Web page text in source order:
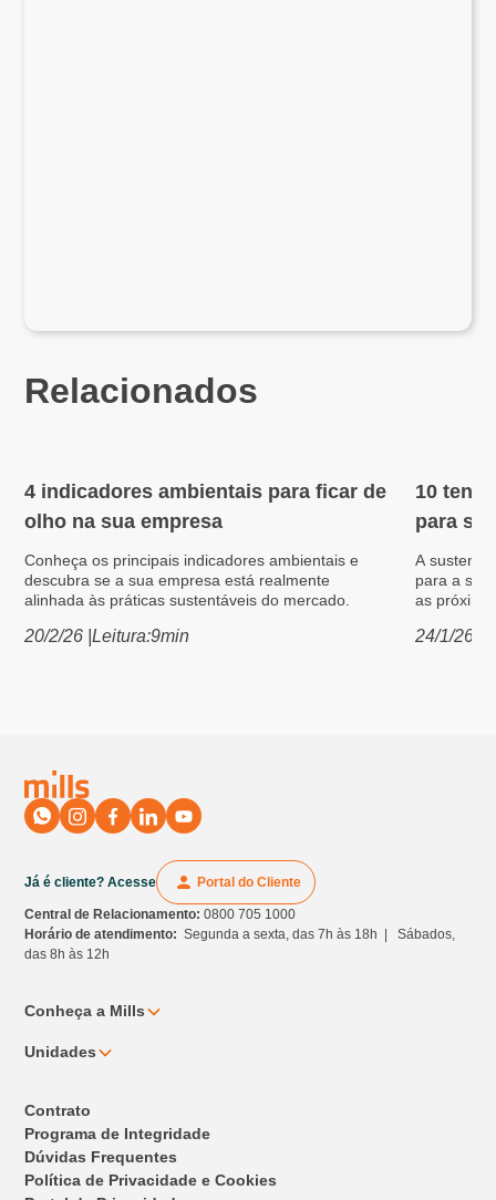
Relacionados
Meio Ambiente
4 indicadores ambientais para ficar de
olho na sua empresa
Conheça os principais indicadores ambientais e
descubra se a sua empresa está realmente
alinhada às práticas sustentáveis do mercado.
20/2/26 |Leitura:9min
Meio
10
para
A
para a sua
as
24/1/26
Já é cliente? Acesse Portal do Cliente
Central de Relacionamento:0800 705 1000
Horário de atendimento:Segunda a sexta, das 7h às 18h | Sábados,
das 8h às 12h
Conheça a Mills
Unidades
Contrato
Programa de Integridade
Dúvidas Frequentes
Política de Privacidade e Cookies